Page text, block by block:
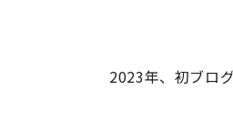
2023年、初ブロ